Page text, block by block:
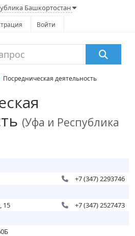
Башкортостан
Войти
Посредническая деятельность
(Уфа и Республика
+7 (347) 2293746
15
+7 (347) 2527473